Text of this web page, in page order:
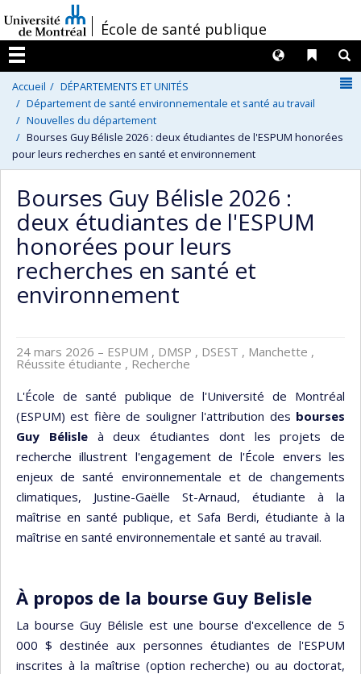
au
contenu
/École de santé publique
Menu
Liens
Langues
Accueil
DÉPARTEMENTS ET UNITÉS
Département de santé environnementale et santé au travail
Nouvelles du département
Bourses Guy Bélisle 2026 : deux étudiantes de l'ESPUM honorées
pour leurs recherches en santé et environnement
Bourses Guy Bélisle 2026 :
deux étudiantes de l'ESPUM
honorées pour leurs
recherches en santé et
environnement
24 mars 2026 – ESPUM , DMSP , DSEST , Manchette ,
Réussite étudiante , Recherche
L'École de santé publique de l'Université de Montréal
(ESPUM) est fière de souligner l'attribution des bourses
Guy Bélisleà deux étudiantes dont les projets de
recherche illustrent l'engagement de l'École envers les
enjeux de santé environnementale et de changements
climatiques, Justine-Gaëlle St-Arnaud, étudiante à la
maîtrise en santé publique, et Safa Berdi, étudiante à la
maîtrise en santé environnementale et santé au travail.
À propos de la bourse Guy Belisle
La bourse Guy Bélisle est une bourse d'excellence de 5
000 $ destinée aux personnes étudiantes de l'ESPUM
inscrites à la maîtrise (option recherche) ou au doctorat,